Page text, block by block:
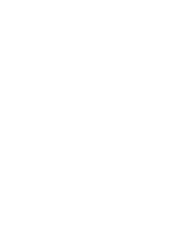
تشغيل
واستعراض
والأمنية
الفلسطيني
هذه المعركة